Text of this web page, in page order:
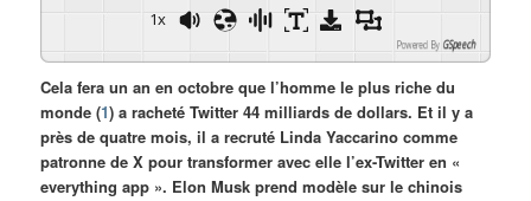
1x
Powered By GSpeech
Cela fera un an en octobre que l’homme le plus riche du
monde (1) a racheté Twitter 44 milliards de dollars. Et il y a
près de quatre mois, il a recruté Linda Yaccarino comme
patronne de X pour transformer avec elle l’ex-Twitter en «
everything app ». Elon Musk prend modèle sur le chinois